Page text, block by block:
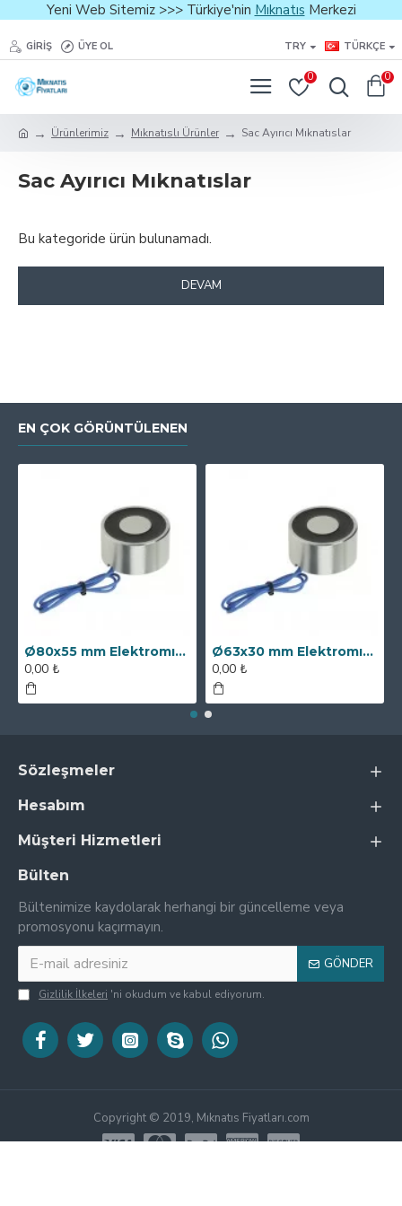
Yeni Web Sitemiz >>> Türkiye'nin Mıknatıs Merkezi
GIRIŞ ÜYE OL TRY TÜRKÇE
0 0
Ürünlerimiz Mıknatıslı Ürünler Sac Ayırıcı Mıknatıslar
Sac Ayırıcı Mıknatıslar
Bu kategoride ürün bulunamadı.
DEVAM
EN ÇOK GÖRÜNTÜLENEN
Ø80x55 mm Elektromıknatıs - 250 kg Çekim Gücü
0,00 ₺
Ø63x30 mm Elektromıknatıs - 100 kg Çekim Gücü
0,00 ₺
Sözleşmeler
Hesabım
Müşteri Hizmetleri
Bülten
Bültenimize kaydolarak herhangi bir güncelleme veya
promosyonu kaçırmayın.
GÖNDER
Gizlilik İlkeleri 'ni okudum ve kabul ediyorum.
Copyright © 2019, Mıknatıs Fiyatları.com